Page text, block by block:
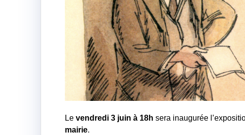
Levendredi 3 juin à 18h sera inaugurée
mairie.